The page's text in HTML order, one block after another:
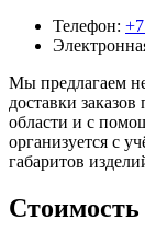
Телефон:
Мы предлагаем
доставки
области и с
организуется с
габаритов